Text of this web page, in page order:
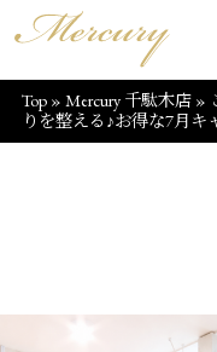
Top» Mercury 千駄木店»
りを整える♪お得な7月キ